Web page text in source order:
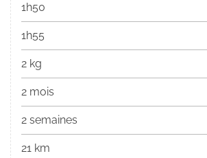
1h50
1h55
2 kg
2 mois
2 semaines
21 km